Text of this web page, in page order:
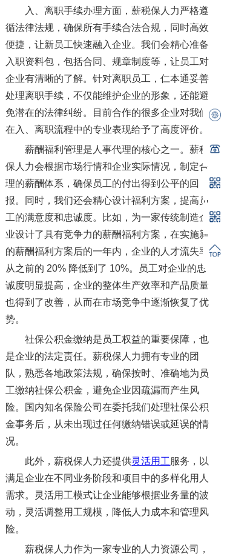
入、离职手续办理方面，薪税保人力严格遵
循法律法规，确保所有手续合法合规，同时高效
便捷，让新员工快速融入企业。我们会精心准备
入职资料包，包括合同、规章制度等，让员工对
企业有清晰的了解。针对离职员工，仁本通妥善
处理离职手续，不仅能维护企业的形象，还能避
免潜在的法律纠纷。目前合作的很多企业对我们
在入、离职流程中的专业表现给予了高度评价。
薪酬福利管理是人事代理的核心之一。薪税
保人力会根据市场行情和企业实际情况，制定合
理的薪酬体系，确保员工的付出得到公平的回
报。同时，我们还会精心设计福利方案，提高员
工的满意度和忠诚度。比如，为一家传统制造企
业设计了具有竞争力的薪酬福利方案，在实施新
的薪酬福利方案后的一年内，企业的人才流失率
从之前的 20% 降低到了 10%。员工对企业的忠
诚度明显提高，企业的整体生产效率和产品质量
也得到了改善，从而在市场竞争中逐渐恢复了优
势。
社保公积金缴纳是员工权益的重要保障，也
是企业的法定责任。薪税保人力拥有专业的团
队，熟悉各地政策法规，确保按时、准确地为员
工缴纳社保公积金，避免企业因疏漏而产生风
险。国内知名保险公司在委托我们处理社保公积
金事务后，从未出现过任何缴纳错误或延误的情
况。
此外，薪税保人力还提供灵活用工服务，以
满足企业在不同业务阶段和项目中的多样化用人
需求。灵活用工模式让企业能够根据业务量的波
动，灵活调整用工规模，降低人力成本和管理风
险。
薪税保人力作为一家专业的人力资源公司，